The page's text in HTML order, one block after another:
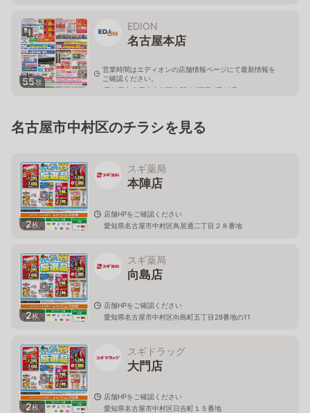
55枚
EDION
名古屋本店
営業時間はエディオンの店舗情報ページにて最新情報を
ご確認ください。
愛知県名古屋市中村区名駅南2丁目4番22号
名古屋市中村区のチラシを見る
2枚
スギ薬局
本陣店
店舗HPをご確認ください
愛知県名古屋市中村区鳥居通二丁目２８番地
2枚
スギ薬局
向島店
店舗HPをご確認ください
愛知県名古屋市中村区向島町五丁目28番地の11
2枚
スギドラッグ
大門店
店舗HPをご確認ください
愛知県名古屋市中村区日吉町１５番地